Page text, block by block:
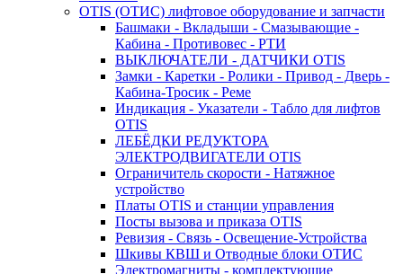
OTIS (ОТИС) лифтовое оборудование и запчасти
Башмаки - Вкладыши - Смазывающие -
Кабина - Противовес - РТИ
ВЫКЛЮЧАТЕЛИ - ДАТЧИКИ OTIS
Замки - Каретки - Ролики - Привод - Дверь -
Кабина-Тросик - Реме
Индикация - Указатели - Табло для лифтов
OTIS
ЛЕБЁДКИ РЕДУКТОРА
ЭЛЕКТРОДВИГАТЕЛИ OTIS
Ограничитель скорости - Натяжное
устройство
Платы OTIS и станции управления
Посты вызова и приказа OTIS
Ревизия - Связь - Освещение-Устройства
Шкивы КВШ и Отводные блоки ОТИС
Электромагниты - комплектующие